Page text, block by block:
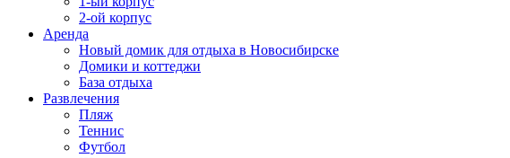
2-ой корпус
Аренда
Новый домик для отдыха в Новосибирске
Домики и коттеджи
База отдыха
Развлечения
Пляж
Теннис
Футбол